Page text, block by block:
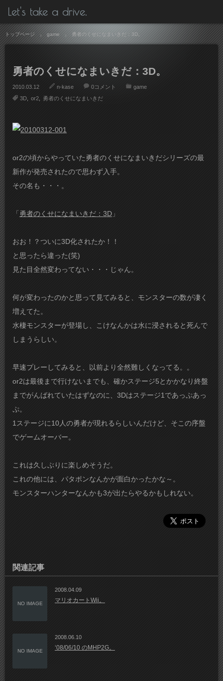
Let's take a drive.
トップページ game 勇者のくせになまいきだ：3D。
勇者のくせになまいきだ：3D。
2010.03.12 n-kase 0コメント
game
3D
or2 勇者のくせになまいきだ
or2の頃からやっていた勇者のくせになまいきだシリーズの最
新作が発売されたので思わず入手。
その名も・・・。
「勇者のくせになまいきだ：3D 」
おお！？ついに3D化されたか！！
と思ったら違った(笑)
見た目全然変わってない・・・じゃん。
何が変わったのかと思って見てみると、モンスターの数が凄く
増えてた。
水棲モンスターが登場し、こけなんかは水に浸されると死んで
しまうらしい。
早速プレーしてみると、以前より全然難しくなってる。。
or2は最後まで行けないまでも、確かステージ5とかかなり終盤
までがんばれていたはずなのに、3Dはステージ1であっぷあっ
ぷ。
1ステージに10人の勇者が現れるらしいんだけど、そこの序盤
でゲームオーバー。
これは久しぶりに楽しめそうだ。
これの他には、パタポンなんかが面白かったかな～。
モンスターハンターなんかも3が出たらやるかもしれない。
関連記事
NO IMAGE
2008.04.09
マリオカートWii。
NO IMAGE
2008.06.10
‘08/06/10 のMHP2G。